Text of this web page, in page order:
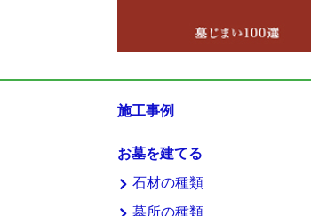
施工事例
お墓を建てる
石材の種類
墓所の種類